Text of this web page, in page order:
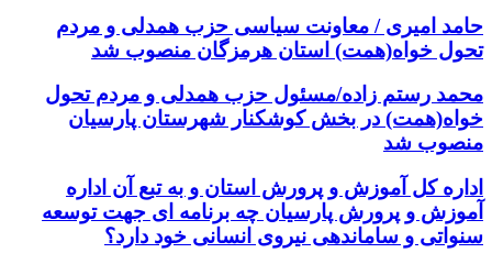
حامد امیری / معاونت سیاسی حزب همدلی و مردم
تحول خواه(همت) استان هرمزگان منصوب شد
محمد رستم زاده/مسئول حزب همدلی و مردم تحول
خواه(همت) در بخش کوشکنار شهرستان پارسیان
منصوب شد
اداره کل آموزش و پرورش استان و به تبع آن اداره
آموزش و پرورش پارسیان چه برنامه ای جهت توسعه
سنواتی و ساماندهی نیروی انسانی خود دارد؟